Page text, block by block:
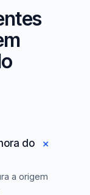
do
a origem